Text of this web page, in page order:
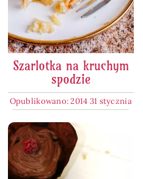
Szarlotka na kruchym
spodzie
Opublikowano: 2014 31 stycznia